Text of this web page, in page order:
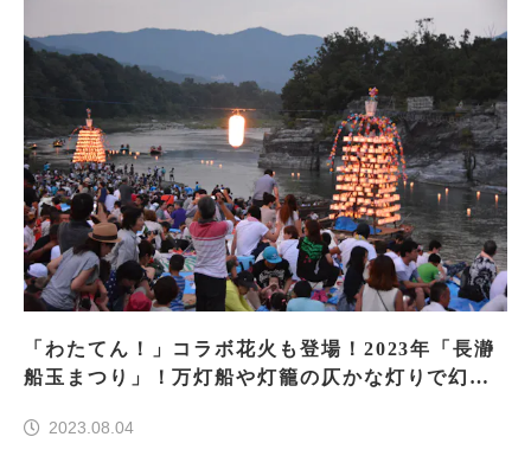
「わたてん！」コラボ花火も登場！2023年「長瀞
船玉まつり」！万灯船や灯籠の仄かな灯りで幻想
2023.08.04